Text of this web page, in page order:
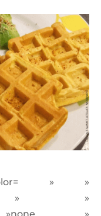
» »
» »
»none »